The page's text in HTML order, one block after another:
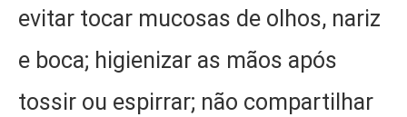
evitar tocar mucosas de olhos, nariz
e boca; higienizar as mãos após
tossir ou espirrar; não compartilhar